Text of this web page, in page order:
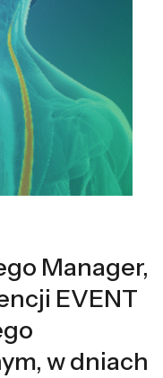
Manager,
EVENT
w dniach